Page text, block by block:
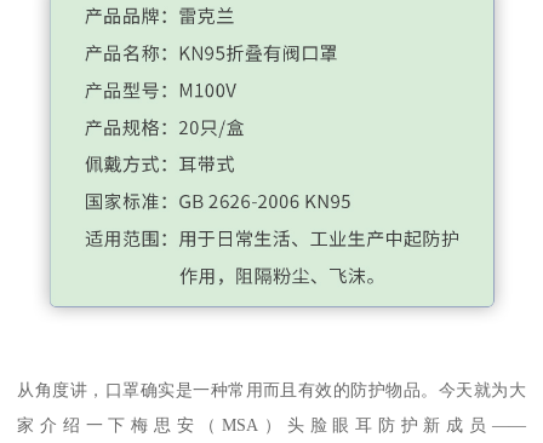
从角度讲，口罩确实是一种常用而且有效的防护物品。今天就为大
家介绍一下梅思安（MSA）头脸眼耳防护新成员——